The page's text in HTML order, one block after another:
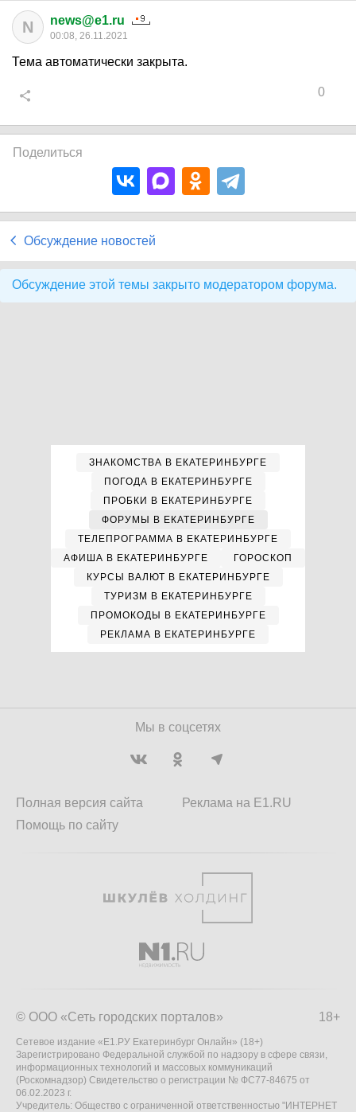
N news@e1.ru
00:08, 26.11.2021
Тема автоматически закрыта.
0
Поделиться
Обсуждение новостей
Обсуждение этой темы закрыто модератором форума.
ЗНАКОМСТВА В ЕКАТЕРИНБУРГЕ
ПОГОДА В ЕКАТЕРИНБУРГЕ
ПРОБКИ В ЕКАТЕРИНБУРГЕ
ФОРУМЫ В ЕКАТЕРИНБУРГЕ
ТЕЛЕПРОГРАММА В ЕКАТЕРИНБУРГЕ
АФИША В ЕКАТЕРИНБУРГЕ
ГОРОСКОП
КУРСЫ ВАЛЮТ В ЕКАТЕРИНБУРГЕ
ТУРИЗМ В ЕКАТЕРИНБУРГЕ
ПРОМОКОДЫ В ЕКАТЕРИНБУРГЕ
РЕКЛАМА В ЕКАТЕРИНБУРГЕ
Мы в соцсетях
Полная версия сайта
Помощь по сайту
Реклама на E1.RU
18+
© ООО «Сеть городских порталов»
Сетевое издание «Е1.РУ Екатеринбург Онлайн» (18+)
Зарегистрировано Федеральной службой по надзору в сфере связи,
информационных технологий и массовых коммуникаций
(Роскомнадзор) Свидетельство о регистрации № ФС77-84675 от
06.02.2023 г.
Учредитель: Общество с ограниченной ответственностью "ИНТЕРНЕТ